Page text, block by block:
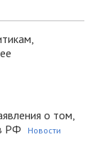
о том,
РФ
Новости